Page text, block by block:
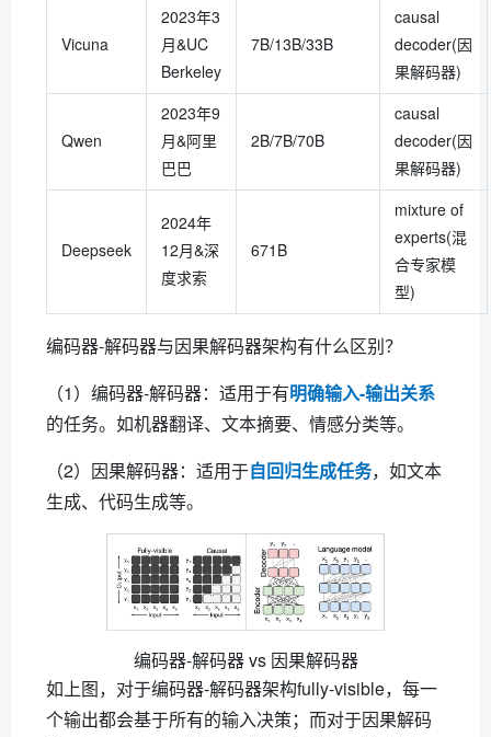
Vicuna
2023年3
月&UC
Berkeley
7B/13B/33B
causal
decoder(因
果解码器)
Qwen
2023年9
月&阿里
巴巴
2B/7B/70B
causal
decoder(因
果解码器)
Deepseek
2024年
12月&深
度求索
671B
mixture of
experts(混
合专家模
型)
编码器-解码器与因果解码器架构有什么区别？
（1）编码器-解码器：适用于有 明确输入-输出关系
的任务。如机器翻译、文本摘要、情感分类等。
（2）因果解码器：适用于自回归生成任务，如文本
生成、代码生成等。
编码器-解码器 vs 因果解码器
如上图，对于编码器-解码器架构fully-visible，每一
个输出都会基于所有的输入决策；而对于因果解码